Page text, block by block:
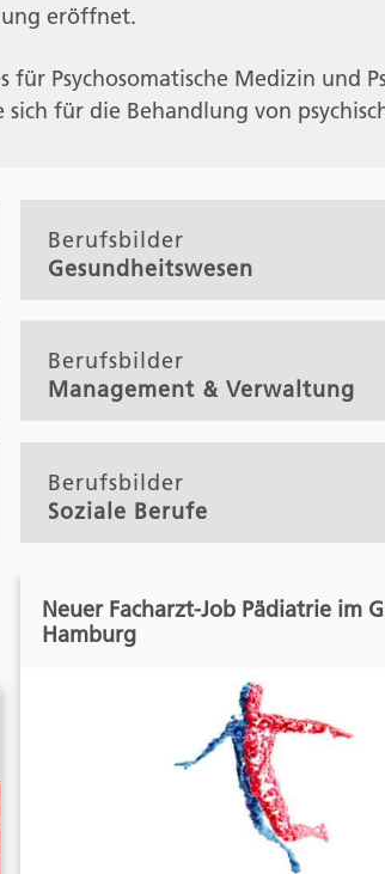
eröffnet.
für Psychosomatische Medizin
für die Behandlung von
Berufsbilder
Gesundheitswesen
Berufsbilder
Management & Verwaltung
Berufsbilder
Soziale Berufe
Neuer Facharzt-Job Pädiatrie im
Hamburg